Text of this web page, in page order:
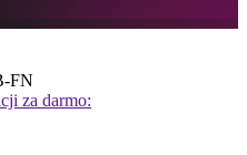
FN
za darmo: